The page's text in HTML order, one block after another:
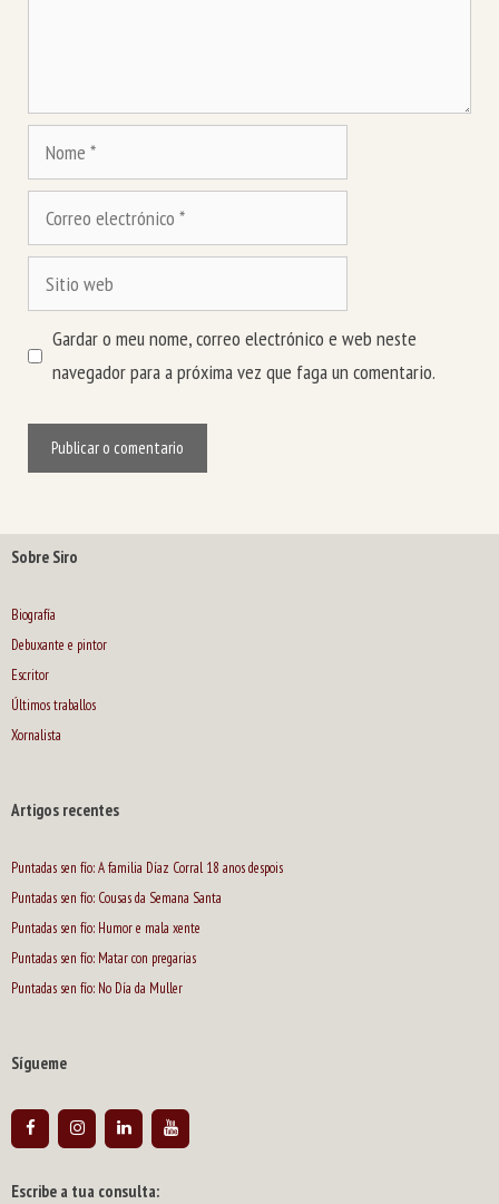
Nome
Correo
electrónico
Sitio
web
Gardar o meu nome, correo electrónico e web neste
navegador para a próxima vez que faga un comentario.
Sobre Siro
Biografía
Debuxante e pintor
Escritor
Últimos traballos
Xornalista
Artigos recentes
Puntadas sen fío: A familia Díaz Corral 18 anos despois
Puntadas sen fío: Cousas da Semana Santa
Puntadas sen fío: Humor e mala xente
Puntadas sen fío: Matar con pregarias
Puntadas sen fío: No Día da Muller
Sígueme
Escribe a tua consulta: